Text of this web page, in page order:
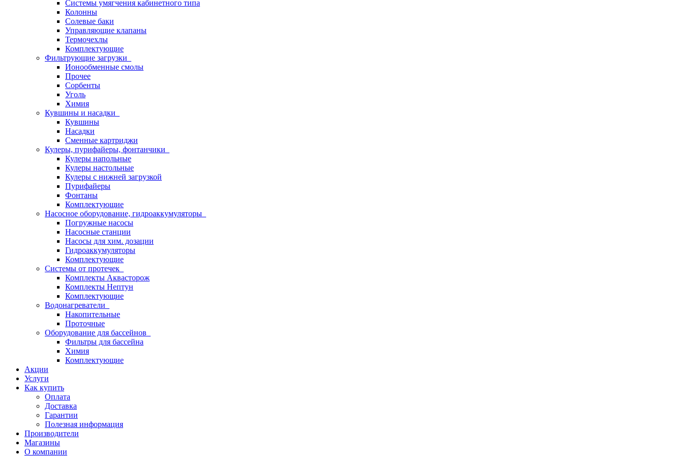
Системы умягчения кабинетного типа
Колонны
Солевые баки
Управляющие клапаны
Термочехлы
Комплектующие
Фильтрующие загрузки
Ионообменные смолы
Прочее
Сорбенты
Уголь
Химия
Кувшины и насадки
Кувшины
Насадки
Сменные картриджи
Кулеры, пурифайеры, фонтанчики
Кулеры напольные
Кулеры настольные
Кулеры с нижней загрузкой
Пурифайеры
Фонтаны
Комплектующие
Насосное оборудование, гидроаккумуляторы
Погружные насосы
Насосные станции
Насосы для хим. дозации
Гидроаккумуляторы
Комплектующие
Системы от протечек
Комплекты Аквасторож
Комплекты Нептун
Комплектующие
Водонагреватели
Накопительные
Проточные
Оборудование для бассейнов
Фильтры для бассейна
Химия
Комплектующие
Акции
Услуги
Как купить
Оплата
Доставка
Гарантии
Полезная информация
Производители
Магазины
О компании